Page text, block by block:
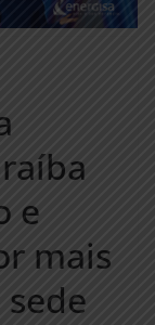
e
mais